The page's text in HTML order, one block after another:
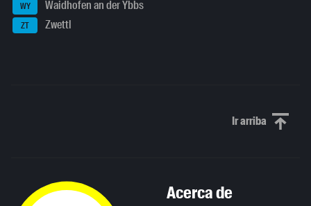
WY Waidhofen an der Ybbs
ZT Zwettl
Ir arribaScroll to
Acerca de